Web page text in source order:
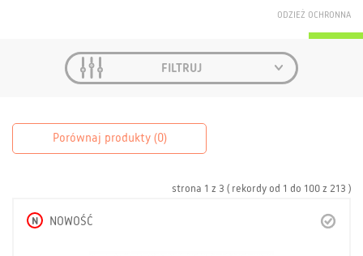
ODZIEŻ OCHRONNA
FILTRUJ
Porównaj produkty (0)
strona 1 z 3 ( rekordy od 1 do 100 z 213 )
N NOWOŚĆ